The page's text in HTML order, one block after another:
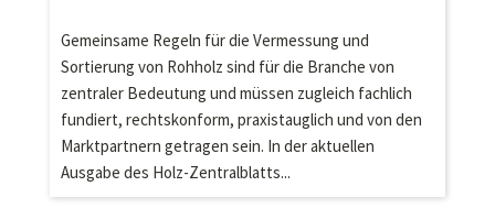
Gemeinsame Regeln für die Vermessung und
Sortierung von Rohholz sind für die Branche von
zentraler Bedeutung und müssen zugleich fachlich
fundiert, rechtskonform, praxistauglich und von den
Marktpartnern getragen sein. In der aktuellen
Ausgabe des Holz-Zentralblatts...